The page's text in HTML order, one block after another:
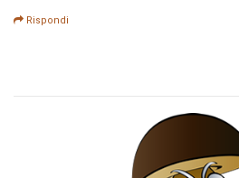
Rispondi